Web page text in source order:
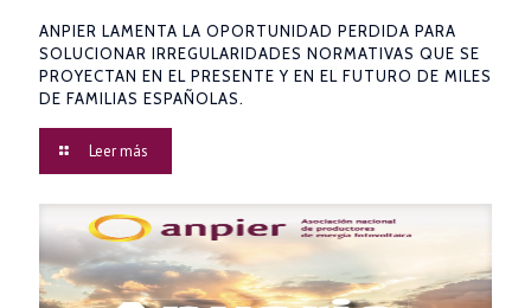
ANPIER LAMENTA LA OPORTUNIDAD PERDIDA PARA
SOLUCIONAR IRREGULARIDADES NORMATIVAS QUE SE
PROYECTAN EN EL PRESENTE Y EN EL FUTURO DE MILES
DE FAMILIAS ESPAÑOLAS.
Leer más